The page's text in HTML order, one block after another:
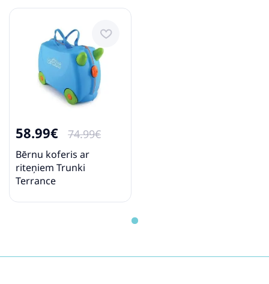
58.99€ 74.99€
Bērnu koferis ar
riteņiem Trunki
Terrance